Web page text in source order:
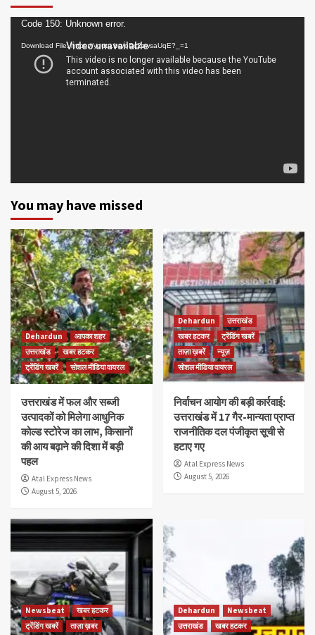
Video
Player
Code 150: Unknown error.
Download File: https://youtu.be/oDc2zwsaUqE?_=1
You may have missed
Dehardun
आपका शहर
उत्तराखंड
खबर हटकर
ट्रेंडिंग खबरें
सोशल मीडिया वायरल
उत्तराखंड में फल और सब्जी
उत्पादकों को मिलेगा आधुनिक
कोल्ड स्टोरेज का लाभ, किसानों
की आय बढ़ाने की दिशा में बड़ी
पहल
Atal Express News
August 5, 2026
Dehardun
उत्तराखंड
खबर हटकर
ट्रेंडिंग खबरें
ताज़ा ख़बरें
न्यूज़
सोशल मीडिया वायरल
निर्वाचन आयोग की बड़ी कार्रवाई:
उत्तराखंड में 17 गैर-मान्यता प्राप्त
राजनीतिक दल पंजीकृत सूची से
हटाए गए
Atal Express News
August 5, 2026
Newsbeat
खबर हटकर
ट्रेंडिंग खबरें
ताज़ा ख़बर
Dehardun
Newsbeat
उत्तराखंड
खबर हटकर